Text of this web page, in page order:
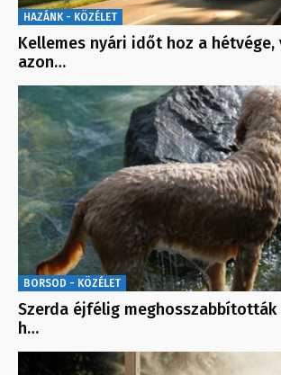
HAZÁNK - KÖZÉLET
Kellemes nyári időt hoz a hétvége,
azon…
BORSOD - KÖZÉLET
Szerda éjfélig
h…